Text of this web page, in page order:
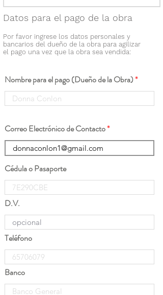
Datos para el pago de la obra
Por favor ingrese los datos personales y
bancarios del dueño de la obra para agilizar
el pago una vez que la obra sea vendida:
Nombre para el pago (Dueño de la Obra)
Correo Electrónico de Contacto
Cédula o Pasaporte
D.V.
Teléfono
Banco